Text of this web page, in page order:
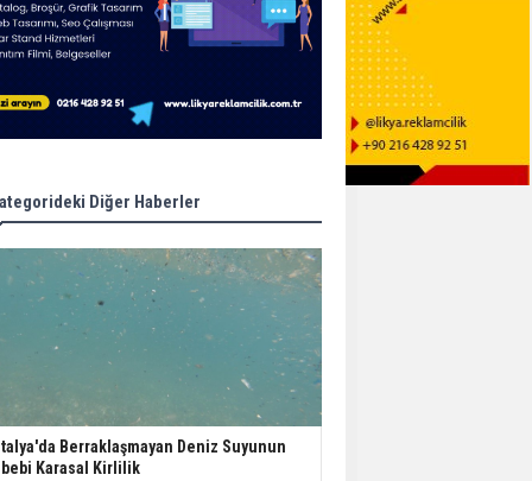
Diğer Haberler
Berraklaşmayan Deniz Suyunun
Karasal Kirlilik